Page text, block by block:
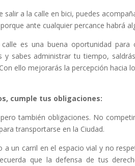
a la calle en bici, puedes
ante cualquier percance habrá
es una buena oportunidad
y sabes administrar tu tiempo,
ello mejorarás la percepción hacia
cumple tus obligaciones:
también obligaciones. No
transportarse en la Ciudad.
a un carril en el espacio vial y no
que la defensa de tus